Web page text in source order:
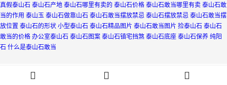
真假泰山石 泰山石产地 泰山石哪里有卖的 泰山石价格 泰山石敢当哪里有卖 泰山石敢
当的作用 泰山玉 泰山石做靠山石 泰山石敢当摆放禁忌 泰山石摆放禁忌 泰山石敢当摆
放位置 泰山石的形状 小型泰山石 泰山石精品图片 泰山石敢当图片 捡泰山石 泰山石
敢当的价格 办公室泰山石 泰山石图案 泰山石镇宅挡煞 泰山石底座 泰山石保养 纯阳
石 什么是泰山石敢当
制，侵权必究。举报邮箱wjnetty@163.com